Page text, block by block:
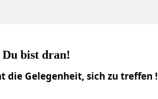
Du bist dran!
die Gelegenheit, sich zu treffen !